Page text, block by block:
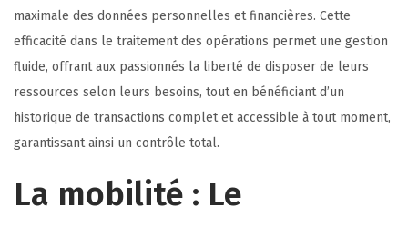
maximale des données personnelles et financières. Cette
efficacité dans le traitement des opérations permet une gestion
fluide, offrant aux passionnés la liberté de disposer de leurs
ressources selon leurs besoins, tout en bénéficiant d’un
historique de transactions complet et accessible à tout moment,
garantissant ainsi un contrôle total.
La mobilité : Le